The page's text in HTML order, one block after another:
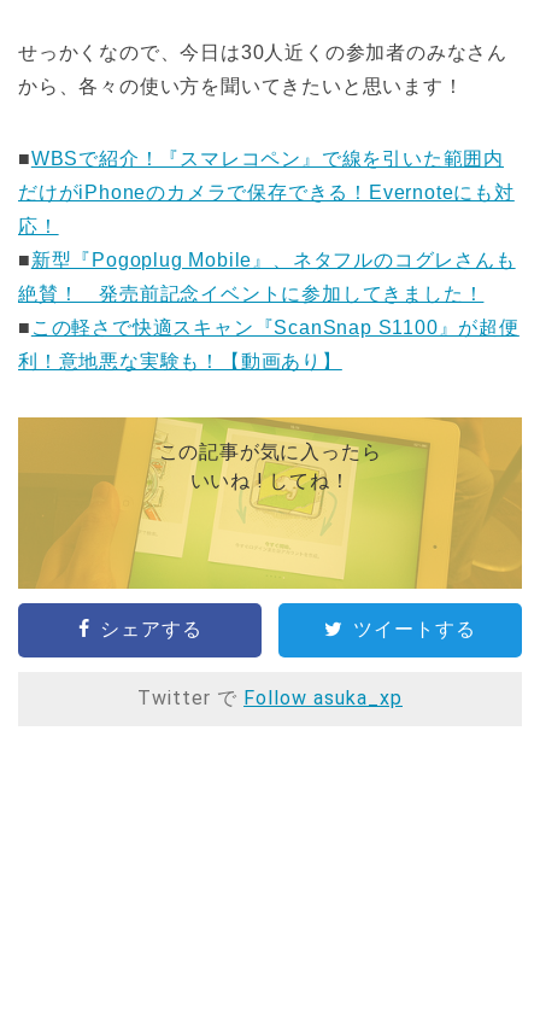
せっかくなので、今日は30人近くの参加者のみなさん
から、各々の使い方を聞いてきたいと思います！
■WBSで紹介！『スマレコペン』で線を引いた範囲内
だけがiPhoneのカメラで保存できる！Evernoteにも対
応！
■新型『Pogoplug Mobile』、ネタフルのコグレさんも
絶賛！ 発売前記念イベントに参加してきました！
■ この軽さで快適スキャン『ScanSnap S1100』が超便
利！意地悪な実験も！【動画あり】
この記事が気に入ったら
いいね ! してね！
シェアする ツイートする
Twitter で Follow asuka_xp